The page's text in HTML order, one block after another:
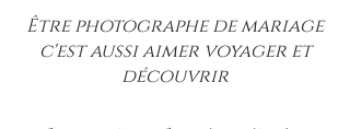
Être photographe de mariage
c'est aussi aimer voyager et
découvrir